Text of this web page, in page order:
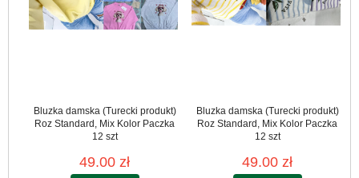
Bluzka damska (Turecki produkt)
Roz Standard, Mix Kolor Paczka
12 szt
49.00 zł
Bluzka damska (Turecki produkt)
Roz Standard, Mix Kolor Paczka
12 szt
49.00 zł